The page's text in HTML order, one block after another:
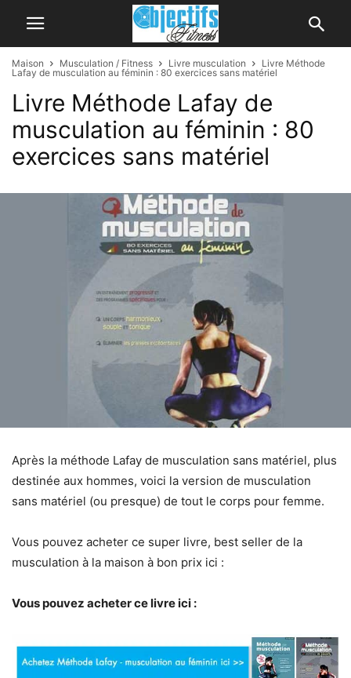
Maison Musculation / Fitness Livre musculation
Livre Méthode
Lafay de musculation au féminin : 80 exercices sans matériel
Livre Méthode Lafay de
musculation au féminin : 80
exercices sans matériel
Après la méthode Lafay de musculation sans matériel, plus
destinée aux hommes, voici la version de musculation
sans matériel (ou presque) de tout le corps pour femme.
Vous pouvez acheter ce super livre, best seller de la
musculation à la maison à bon prix ici :
Vous pouvez acheter ce livre ici :